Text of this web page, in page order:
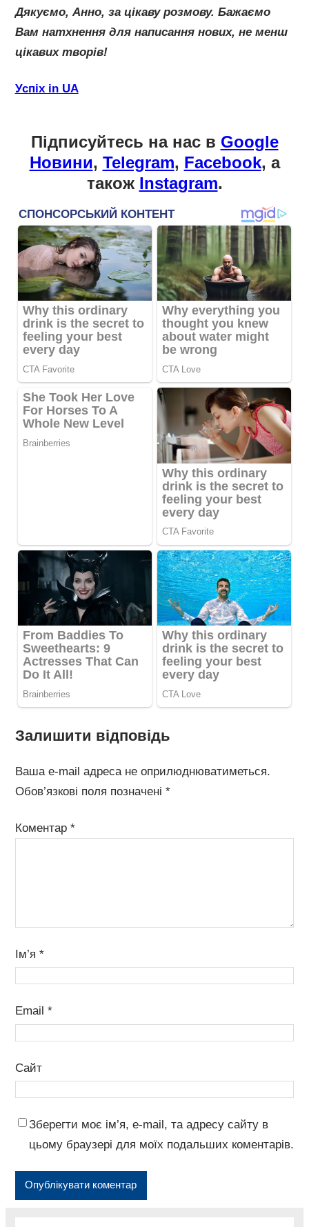
Дякуємо, Анно, за цікаву розмову. Бажаємо
Вам натхнення для написання нових, не менш
цікавих творів!
Успіх in UA
Підписуйтесь на нас в Google
Новини, Telegram, Facebook, а
також Instagram.
Залишити відповідь
Ваша e-mail адреса не оприлюднюватиметься.
Обов’язкові поля позначені *
Коментар *
Ім’я *
Email *
Сайт
Зберегти моє ім’я, e-mail, та адресу сайту в
цьому браузері для моїх подальших коментарів.